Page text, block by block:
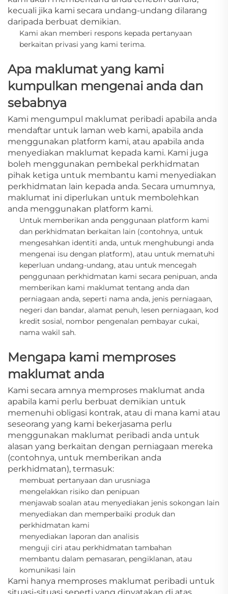
kecuali jika kami secara undang-undang dilarang
daripada berbuat demikian.
Kami akan memberi respons kepada pertanyaan
berkaitan privasi yang kami terima.
Apa maklumat yang kami
kumpulkan mengenai anda dan
sebabnya
Kami mengumpul maklumat peribadi apabila anda
mendaftar untuk laman web kami, apabila anda
menggunakan platform kami, atau apabila anda
menyediakan maklumat kepada kami. Kami juga
boleh menggunakan pembekal perkhidmatan
pihak ketiga untuk membantu kami menyediakan
perkhidmatan lain kepada anda. Secara umumnya,
maklumat ini diperlukan untuk membolehkan
anda menggunakan platform kami.
Untuk memberikan anda penggunaan platform kami
dan perkhidmatan berkaitan lain (contohnya, untuk
mengesahkan identiti anda, untuk menghubungi anda
mengenai isu dengan platform), atau untuk mematuhi
keperluan undang-undang, atau untuk mencegah
penggunaan perkhidmatan kami secara penipuan, anda
memberikan kami maklumat tentang anda dan
perniagaan anda, seperti nama anda, jenis perniagaan,
negeri dan bandar, alamat penuh, lesen perniagaan, kod
kredit sosial, nombor pengenalan pembayar cukai,
nama wakil sah.
Mengapa kami memproses
maklumat anda
Kami secara amnya memproses maklumat anda
apabila kami perlu berbuat demikian untuk
memenuhi obligasi kontrak, atau di mana kami atau
seseorang yang kami bekerjasama perlu
menggunakan maklumat peribadi anda untuk
alasan yang berkaitan dengan perniagaan mereka
(contohnya, untuk memberikan anda
perkhidmatan), termasuk:
membuat pertanyaan dan urusniaga
mengelakkan risiko dan penipuan
menjawab soalan atau menyediakan jenis sokongan lain
menyediakan dan memperbaiki produk dan
perkhidmatan kami
menyediakan laporan dan analisis
menguji ciri atau perkhidmatan tambahan
membantu dalam pemasaran, pengiklanan, atau
komunikasi lain
Kami hanya memproses maklumat peribadi untuk